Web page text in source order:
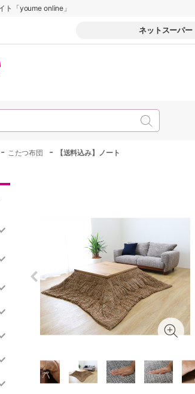
ト「youme online」
ネットスーパー
- こたつ布団 - 【送料込み】ノート